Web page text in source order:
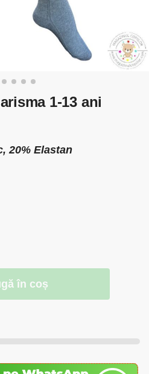
1-13 ani
20% Elastan
în coș